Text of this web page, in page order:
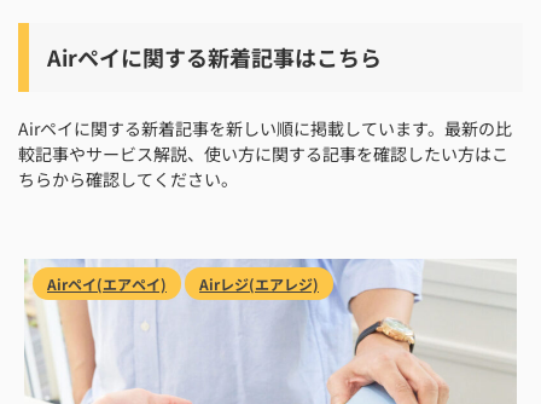
Airペイに関する新着記事はこちら
Airペイに関する新着記事を新しい順に掲載しています。最新の比
較記事やサービス解説、使い方に関する記事を確認したい方はこ
ちらから確認してください。
Airペイ(エアペイ) Airレジ(エアレジ)